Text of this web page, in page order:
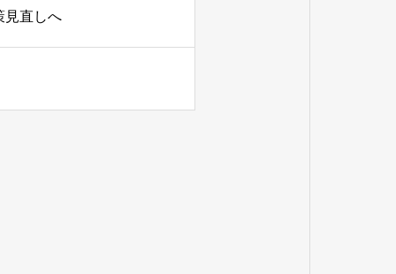
見直しへ